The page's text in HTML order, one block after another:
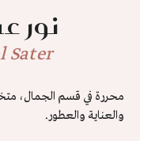
نور
Sater
محررة في قسم الجمال،
والعناية والعطور.